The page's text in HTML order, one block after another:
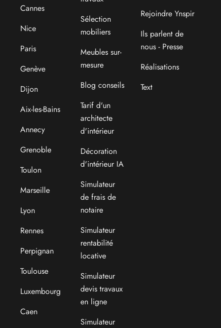
Cannes
Nice
Paris
Genève
Dijon
Aix-les-Bains
Annecy
Grenoble
Toulon
Marseille
Lyon
Rennes
Perpignan
Toulouse
Luxembourg
Caen
Sélection
mobiliers
Meubles sur-
mesure
Blog conseils
Tarif d'un
architecte
d'intérieur
Décoration
d'intérieur IA
Simulateur
de frais de
notaire
Simulateur
rentabilité
locative
Simulateur
devis travaux
en ligne
Simulateur
Rejoindre Ynspir
Ils parlent de
nous - Presse
Réalisations
Text